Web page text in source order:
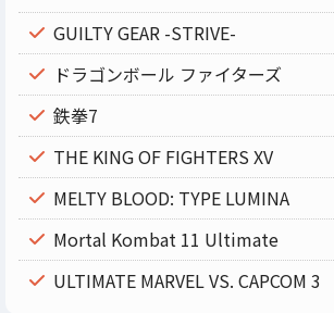
GUILTY GEAR -STRIVE-
ドラゴンボール ファイターズ
鉄拳7
THE KING OF FIGHTERS XV
MELTY BLOOD: TYPE LUMINA
Mortal Kombat 11 Ultimate
ULTIMATE MARVEL VS. CAPCOM 3